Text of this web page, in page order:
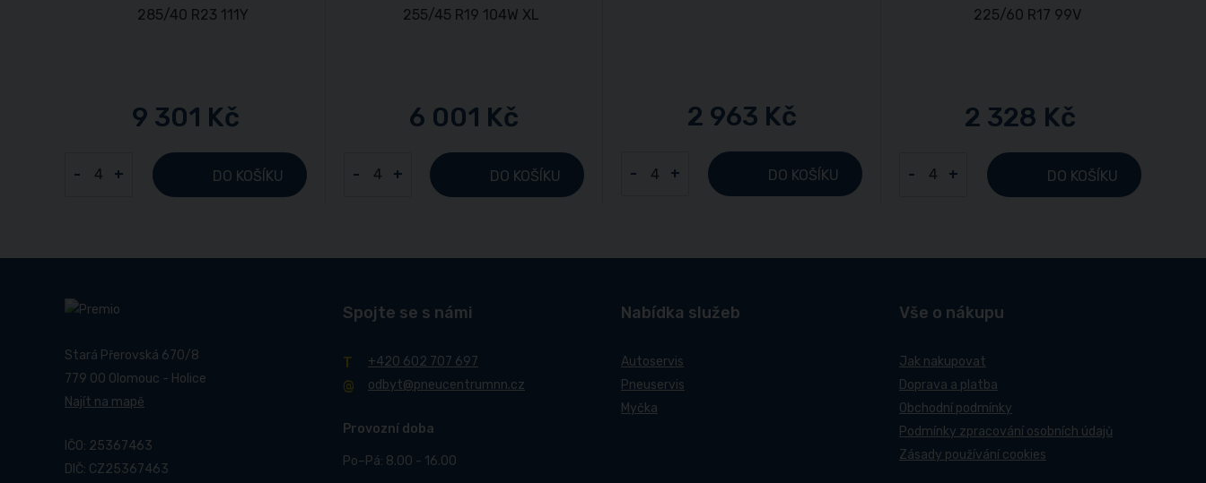
9 301 Kč
- + DO KOŠÍKU
6 001 Kč
- + DO KOŠÍKU
2 963 Kč
- + DO KOŠÍKU
2 328 Kč
- + DO KOŠÍKU
Stará Přerovská 670/8
779 00 Olomouc - Holice
Najít na mapě
IČO: 25367463
DIČ: CZ25367463
Spojte se s námi
+420 602 707 697
odbyt@pneucentrumnn.cz
Provozní doba
Po–Pá: 8.00 - 16.00
Nabídka služeb
Autoservis
Pneuservis
Myčka
Vše o nákupu
Jak nakupovat
Doprava a platba
Obchodní podmínky
Podmínky zpracování osobních údajů
Zásady používání cookies